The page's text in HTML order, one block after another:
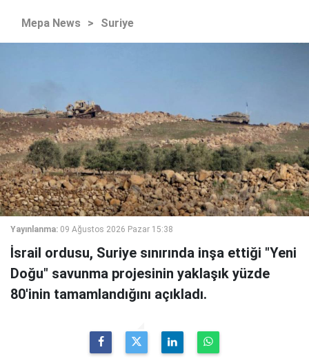
Mepa News > Suriye
Yayınlanma: 09 Ağustos 2026 Pazar 15:38
İsrail ordusu, Suriye sınırında inşa ettiği "Yeni
Doğu" savunma projesinin yaklaşık yüzde
80'inin tamamlandığını açıkladı.